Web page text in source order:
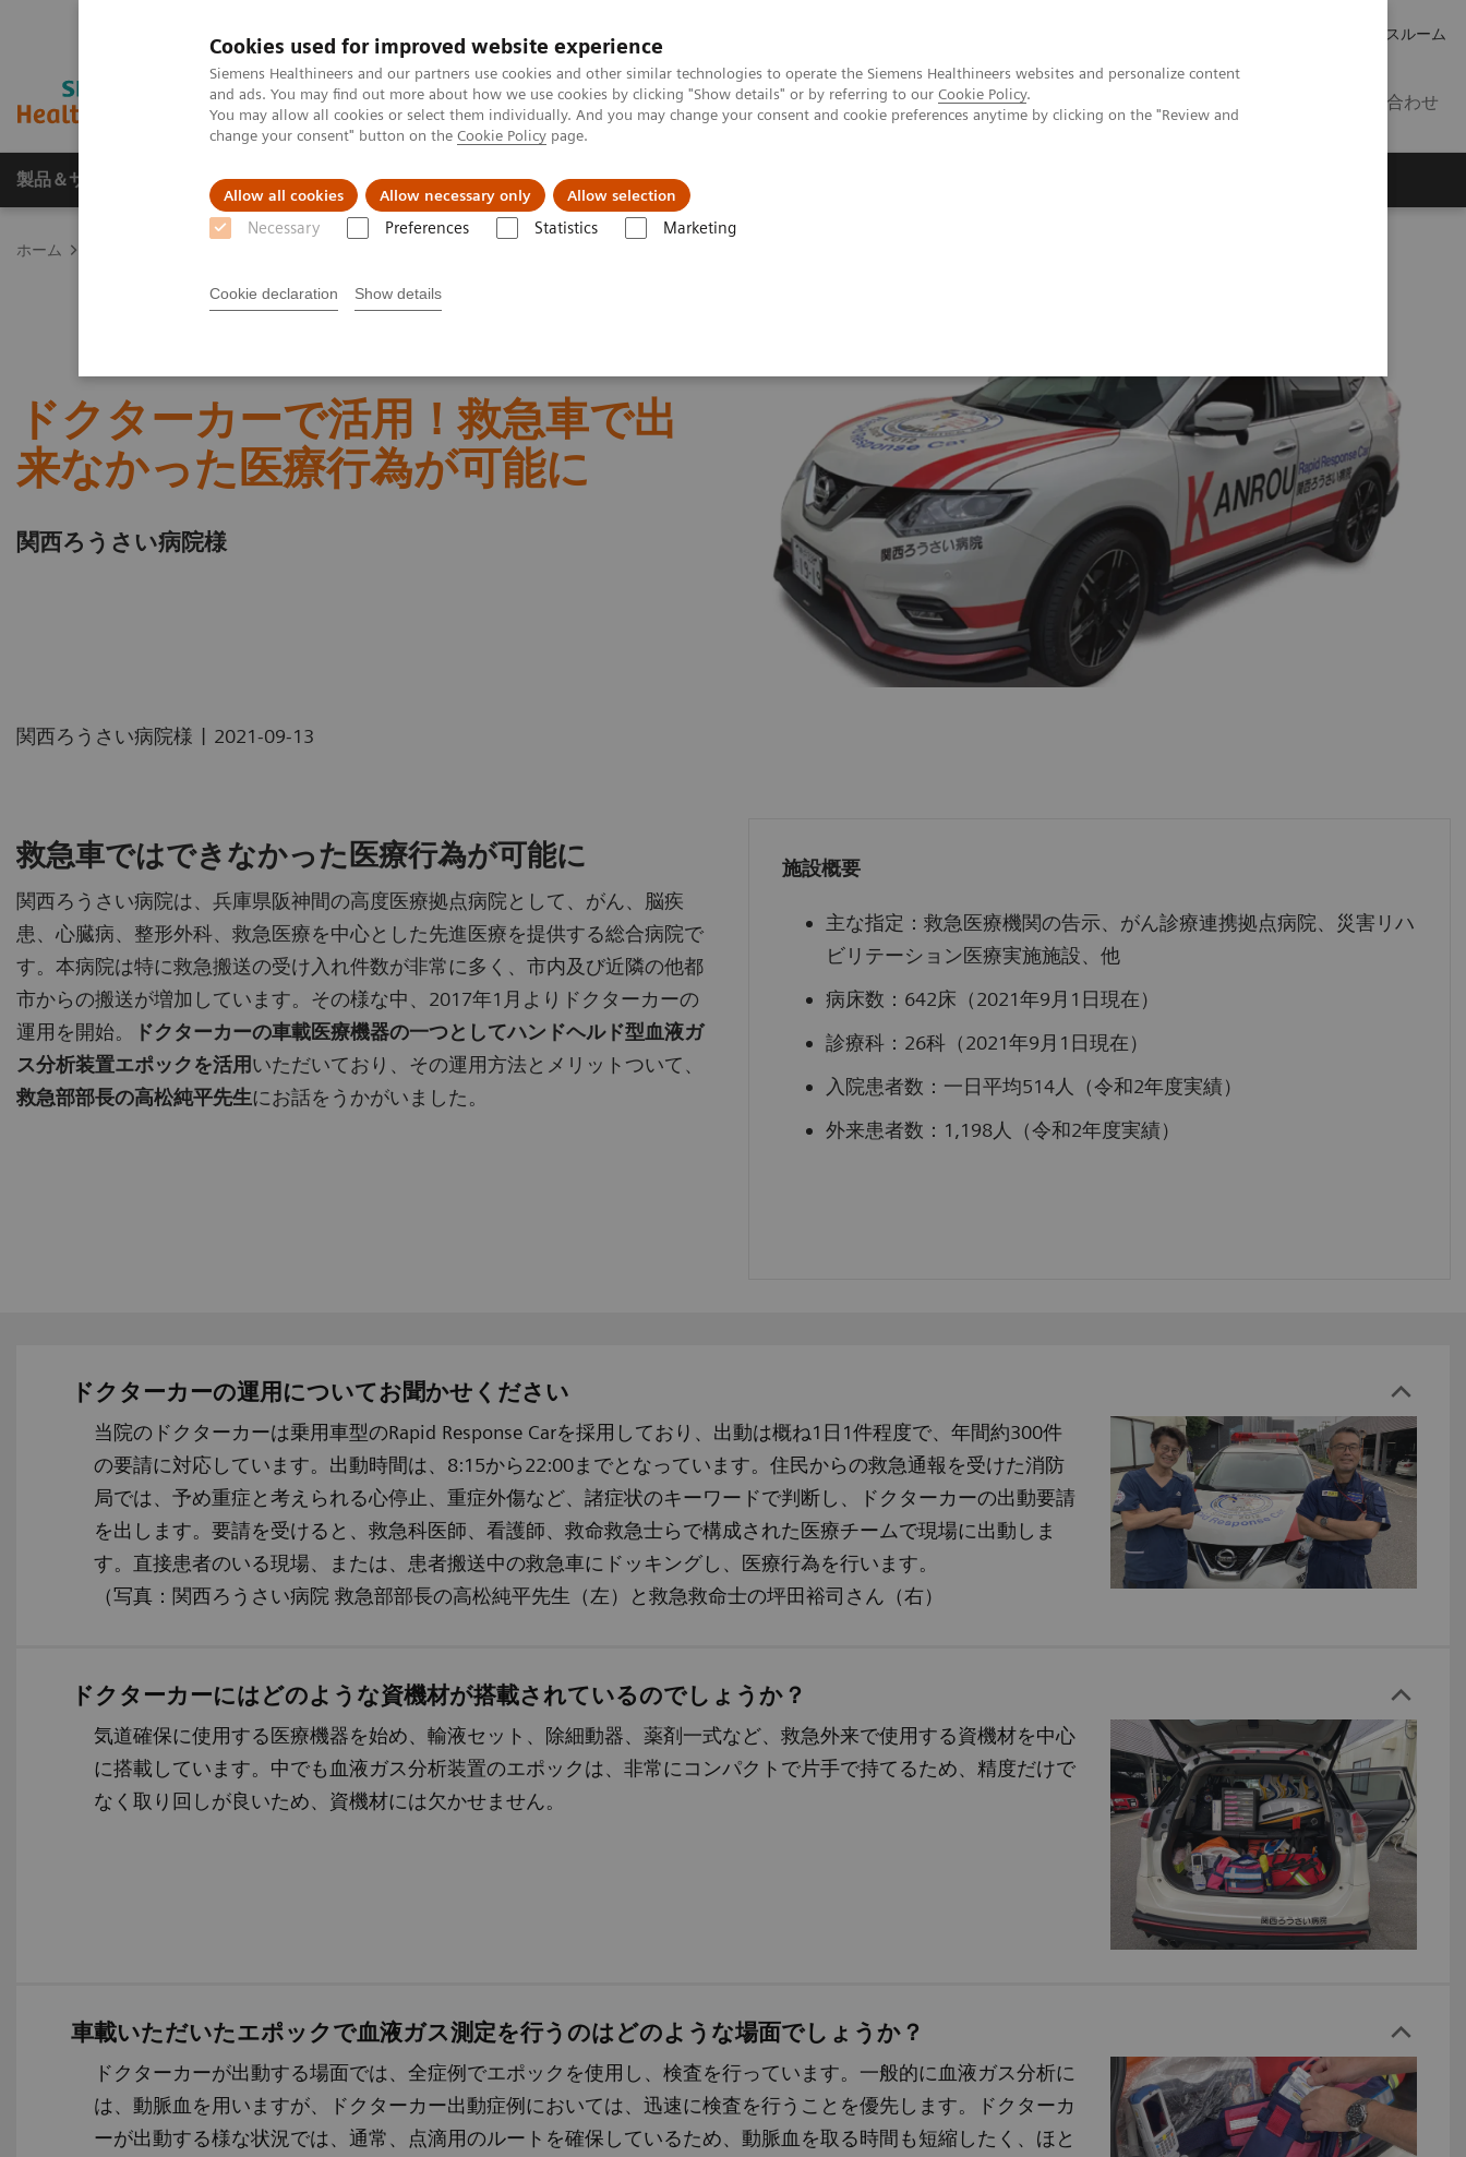
Cookies used for improved website experience
Siemens Healthineers and our partners use cookies and other similar technologies to operate the Siemens Healthineers websites and personalize content
and ads. You may find out more about how we use cookies by clicking "Show details" or by referring to our Cookie Policy.
You may allow all cookies or select them individually. And you may change your consent and cookie preferences anytime by clicking on the "Review and
change your consent" button on the Cookie Policy page.
Allow all cookies Allow necessary only Allow selection
Necessary Preferences Statistics Marketing
Cookie declaration Show details
プレスルーム
お問い合わせ
製品＆サービス サポート情報 Insights 会社情報
ホーム
ドクターカーで活用！救急車で出
来なかった医療行為が可能に
関西ろうさい病院様
関西ろうさい病院様 | 2021-09-13
救急車ではできなかった医療行為が可能に
関西ろうさい病院は、兵庫県阪神間の高度医療拠点病院として、がん、脳疾
患、心臓病、整形外科、救急医療を中心とした先進医療を提供する総合病院で
す。本病院は特に救急搬送の受け入れ件数が非常に多く、市内及び近隣の他都
市からの搬送が増加しています。その様な中、2017年1月よりドクターカーの
運用を開始。
ドクターカーの車載医療機器の一つとしてハンドヘルド型血液ガ
ス分析装置エポックを活用いただいており、その運用方法とメリットついて、
救急部部長の高松純平先生にお話をうかがいました。
施設概要
主な指定：救急医療機関の告示、がん診療連携拠点病院、災害リハ
ビリテーション医療実施施設、他
病床数：642床（2021年9月1日現在）
診療科：26科（2021年9月1日現在）
入院患者数：一日平均514人（令和2年度実績）
外来患者数：1,198人（令和2年度実績）
ドクターカーの運用についてお聞かせください
当院のドクターカーは乗用車型のRapid Response Carを採用しており、出動は概ね1日1件程度で、年間約300件
の要請に対応しています。出動時間は、8:15から22:00までとなっています。住民からの救急通報を受けた消防
局では、予め重症と考えられる心停止、重症外傷など、諸症状のキーワードで判断し、ドクターカーの出動要請
を出します。要請を受けると、救急科医師、看護師、救命救急士らで構成された医療チームで現場に出動しま
す。直接患者のいる現場、または、患者搬送中の救急車にドッキングし、医療行為を行います。
（写真：関西ろうさい病院 救急部部長の高松純平先生（左）と救急救命士の坪田裕司さん（右）
ドクターカーにはどのような資機材が搭載されているのでしょうか？
気道確保に使用する医療機器を始め、輸液セット、除細動器、薬剤一式など、救急外来で使用する資機材を中心
に搭載しています。中でも血液ガス分析装置のエポックは、非常にコンパクトで片手で持てるため、精度だけで
なく取り回しが良いため、資機材には欠かせません。
車載いただいたエポックで血液ガス測定を行うのはどのような場面でしょうか？
ドクターカーが出動する場面では、全症例でエポックを使用し、検査を行っています。一般的に血液ガス分析に
は、動脈血を用いますが、ドクターカー出動症例においては、迅速に検査を行うことを優先します。ドクターカ
ーが出動する様な状況では、通常、点滴用のルートを確保しているため、動脈血を取る時間も短縮したく、ほと